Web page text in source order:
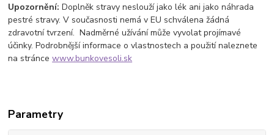
Upozornění: Doplněk stravy neslouží jako lék ani jako náhrada
pestré stravy. V současnosti nemá v EU schválena žádná
zdravotní tvrzení. Nadměrné užívání může vyvolat projímavé
účinky. Podrobnější informace o vlastnostech a použití naleznete
na stráncewww.bunkovesoli.sk
Parametry